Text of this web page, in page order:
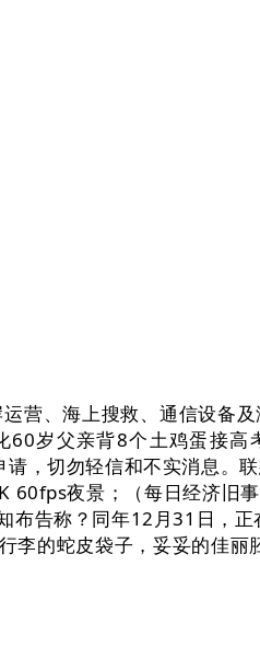
、海上搜救、通信设备
岁父亲背8个土鸡蛋接
，切勿轻信和不实消息。
60fps夜景；（每日经济
告称？同年12月31日，
李的蛇皮袋子，妥妥的佳